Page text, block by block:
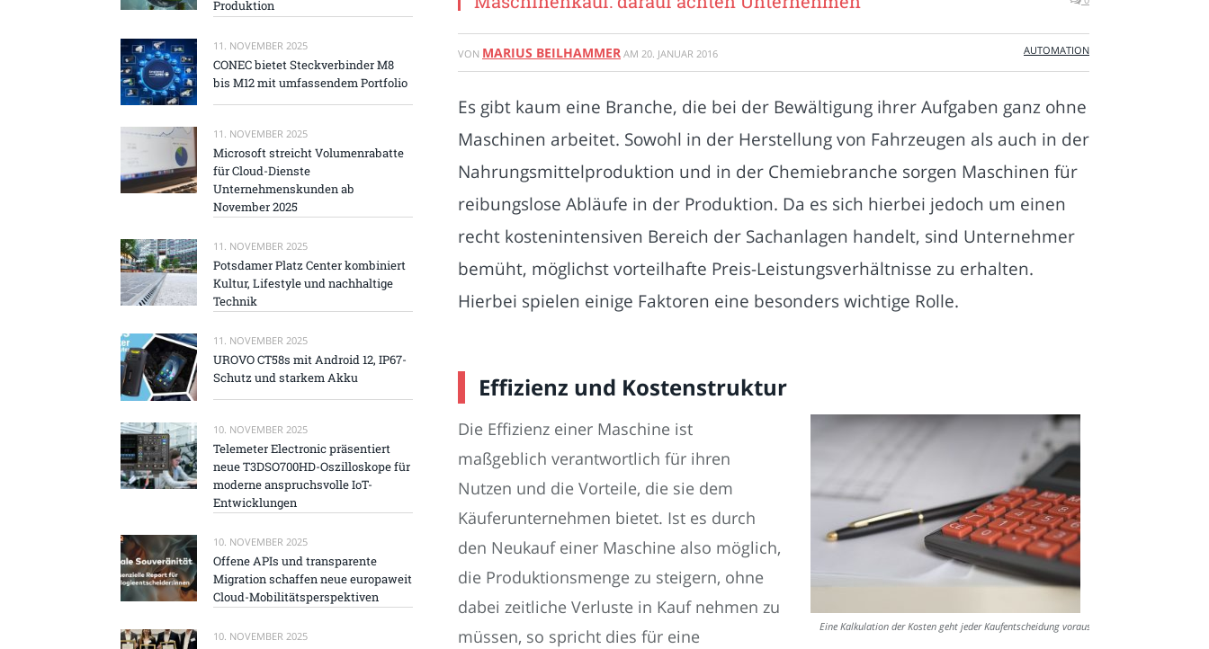
VON MARIUS BEILHAMMER AM 20. JANUAR 2016 AUTOMATION
Es gibt kaum eine Branche, die bei der Bewältigung ihrer Aufgaben ganz ohne
Maschinen arbeitet. Sowohl in der Herstellung von Fahrzeugen als auch in der
Nahrungsmittelproduktion und in der Chemiebranche sorgen Maschinen für
reibungslose Abläufe in der Produktion. Da es sich hierbei jedoch um einen
recht kostenintensiven Bereich der Sachanlagen handelt, sind Unternehmer
bemüht, möglichst vorteilhafte Preis-Leistungsverhältnisse zu erhalten.
Hierbei spielen einige Faktoren eine besonders wichtige Rolle.
Effizienz und Kostenstruktur
Eine Kalkulation der Kosten geht jeder Kaufentscheidung voraus.
Die Effizienz einer Maschine ist
maßgeblich verantwortlich für ihren
Nutzen und die Vorteile, die sie dem
Käuferunternehmen bietet. Ist es durch
den Neukauf einer Maschine also möglich,
die Produktionsmenge zu steigern, ohne
dabei zeitliche Verluste in Kauf nehmen zu
müssen, so spricht dies für eine
Produktion
11. NOVEMBER 2025
CONEC bietet Steckverbinder M8
bis M12 mit umfassendem Portfolio
11. NOVEMBER 2025
Microsoft streicht Volumenrabatte
für Cloud-Dienste
Unternehmenskunden ab
November 2025
11. NOVEMBER 2025
Potsdamer Platz Center kombiniert
Kultur, Lifestyle und nachhaltige
Technik
11. NOVEMBER 2025
UROVO CT58s mit Android 12, IP67-
Schutz und starkem Akku
10. NOVEMBER 2025
Telemeter Electronic präsentiert
neue T3DSO700HD-Oszilloskope für
moderne anspruchsvolle IoT-
Entwicklungen
10. NOVEMBER 2025
Offene APIs und transparente
Migration schaffen neue europaweit
Cloud-Mobilitätsperspektiven
10. NOVEMBER 2025